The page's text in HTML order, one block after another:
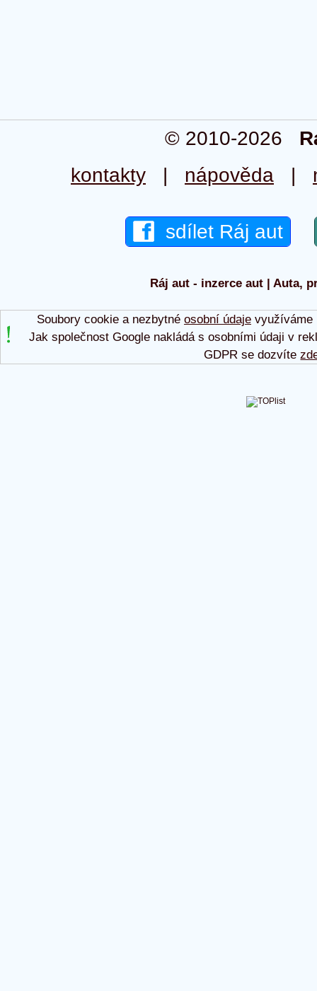
© 2010-2026
kontakty | nápověda |
sdílet Ráj aut
Ráj aut - inzerce aut | Auta,
Soubory cookie a nezbytné osobní údajevyužíváme
Jak společnost Google nakládá s osobními údaji v
GDPR se dozvíte